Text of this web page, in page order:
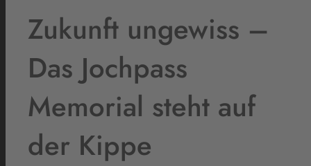
Zukunft ungewiss –
Das Jochpass
Memorial steht auf
der Kippe